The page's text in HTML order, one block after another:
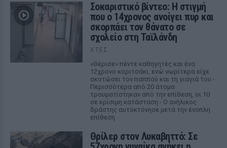
Σοκαριστικό βίντεο: Η στιγμή
που ο 14χρονος ανοίγει πυρ και
σκορπάει τον θάνατο σε
σχολείο στη Ταϊλάνδη
ΧΤΕΣ
«Θέρισε» πέντε καθηγητές και ένα
12χρονο κοριτσάκι, ενώ νωρίτερα είχε
σκοτώσει τον παππού και τη γιαγιά του -
Περισσότερα από 20 άτομα
τραυματίστηκαν από την επίθεση, οι 10
σε κρίσιμη κατάσταση - Ο ανήλικος
δράστης αυτοκτόνησε μετά την ένοπλη
επίθεση
Θρίλερ στον Λυκαβηττό: Σε